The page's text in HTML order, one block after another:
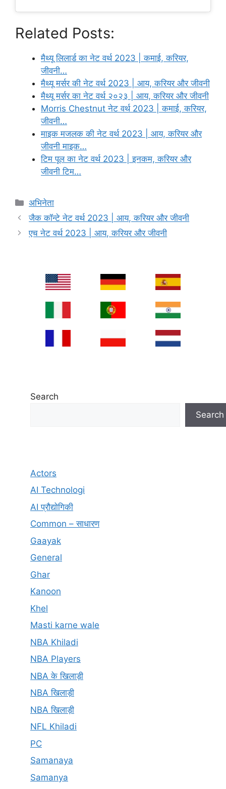
Related Posts:
मैथ्यू लिलार्ड का नेट वर्थ 2023 | कमाई, करियर,
जीवनी…
मैथ्यू मर्सर की नेट वर्थ 2023 | आय, करियर और जीवनी
मैथ्यू मर्सर का नेट वर्थ २०२३ | आय, करियर और जीवनी
Morris Chestnut नेट वर्थ 2023 | कमाई, करियर,
जीवनी…
माइक मजलक की नेट वर्थ 2023 | आय, करियर और
जीवनी माइक…
टिम पूल का नेट वर्थ 2023 | इनकम, करियर और
जीवनी टिम…
Categories
अभिनेता
जैक कॉन्टे नेट वर्थ 2023 | आय, करियर और जीवनी
एच नेट वर्थ 2023 | आय, करियर और जीवनी
Search
Search
Actors
AI Technologi
AI प्रौद्योगिकी
Common – साधारण
Gaayak
General
Ghar
Kanoon
Khel
Masti karne wale
NBA Khiladi
NBA Players
NBA के खिलाड़ी
NBA खिलाड़ी
NBA खिलाड़ी
NFL Khiladi
PC
Samanaya
Samanya